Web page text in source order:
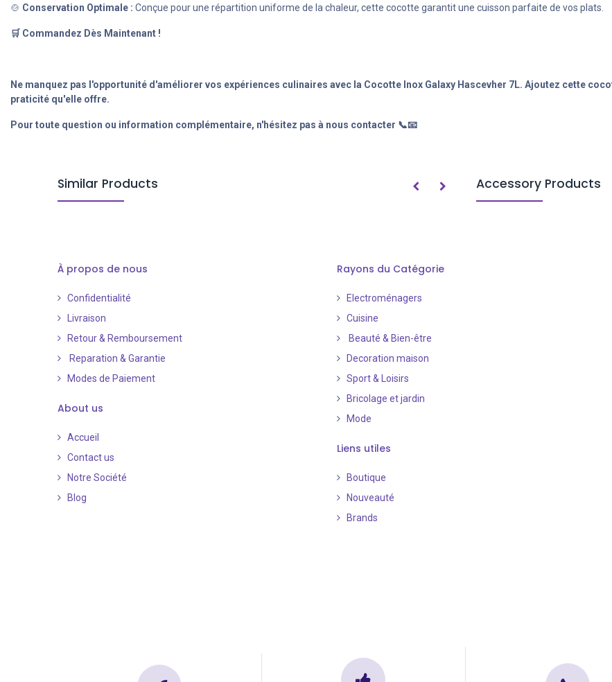
🍲 Conservation Optimale : Conçue pour une répartition uniforme de la chaleur, cette cocotte garantit une cuisson parfaite de vos plats.
🛒 Commandez Dès Maintenant !
Ne manquez pas l'opportunité d'améliorer vos expériences culinaires avec la Cocotte Inox Galaxy Hascevher 7L. Ajoutez cette
praticité qu'elle offre.
Pour toute question ou information complémentaire, n'hésitez pas à nous contacter 📞📧
Similar Products Accessory Products
À propos de nous
Confidentialité
Livraison
Retour & Remboursement
Reparation & Garantie
Modes de Paiement​
About us
Accueil
Contact us
Notre Société
Blog
Rayons du Catégorie
Electroménagers
Cuisine
Beauté & Bien-être
Decoration maison
Sport & Loisirs
Bricolage et jardin
Mode
Liens utiles
Boutique
Nouveauté
Brands